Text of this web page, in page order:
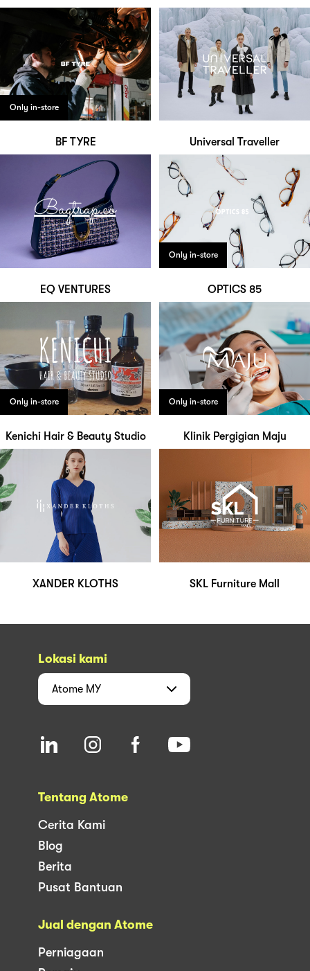
Only in-store
BF TYRE Universal Traveller
EQ VENTURES
Only in-store
OPTICS 85
Only in-store
Kenichi Hair & Beauty Studio
Only in-store
Klinik Pergigian Maju
XANDER KLOTHS SKL Furniture Mall
Lokasi kami
Atome MY
Tentang Atome
Cerita Kami
Blog
Berita
Pusat Bantuan
Jual dengan Atome
Perniagaan